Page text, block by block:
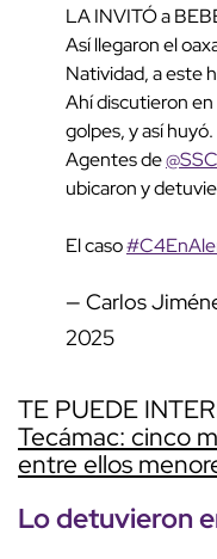
LA INVITÓ a
Así llegaron el
Natividad, a este
Ahí discutieron en
golpes, y así huyó.
Agentes de
ubicaron y
El caso
— Carlos
2025
TE PUEDE
Tecámac: cinco
entre ellos
Lo detuvieron